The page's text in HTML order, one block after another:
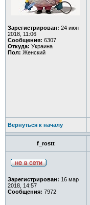
Зарегистрирован: 24 июн
2018, 11:06
Сообщения: 6307
Откуда: Украина
Пол: Женский
Вернуться к началу
f_rostt
Зарегистрирован: 16 мар
2018, 14:57
Сообщения: 7972